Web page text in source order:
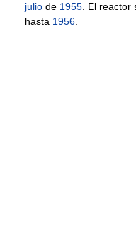
julio de 1955 . El
hasta 1956